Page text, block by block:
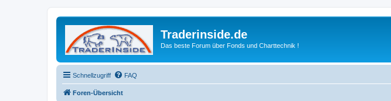
Traderinside.de
Das beste Forum über Fonds und Charttechnik !
Schnellzugriff FAQ
Foren-Übersicht